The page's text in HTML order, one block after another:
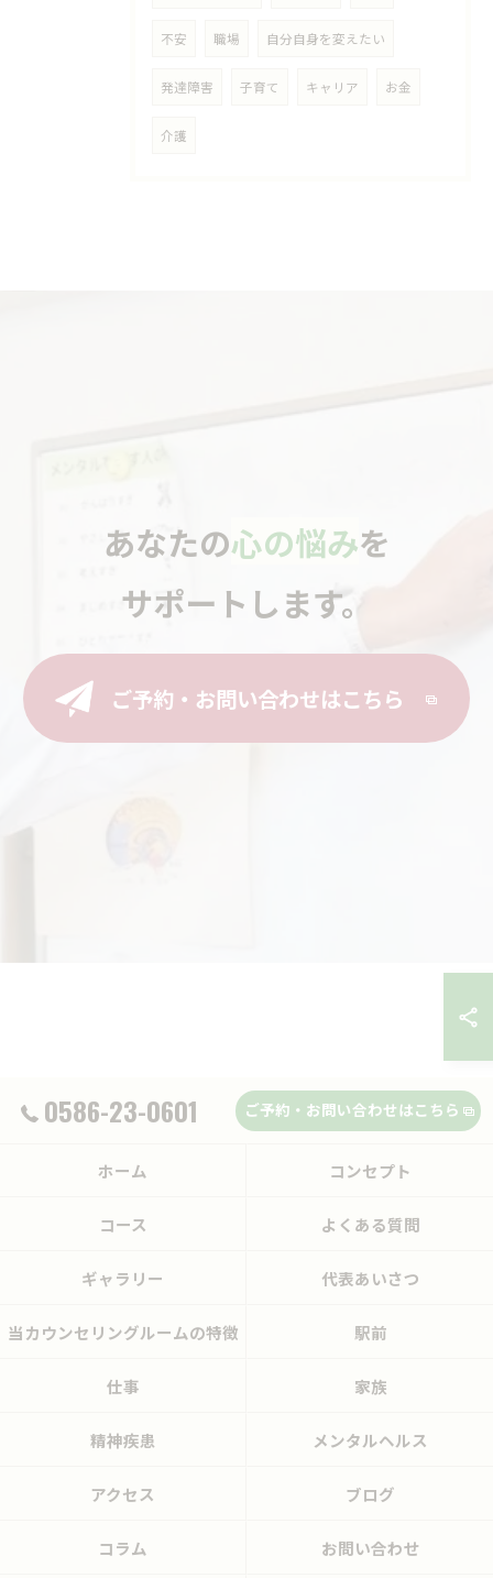
不安 職場 自分自身を変えたい
発達障害 子育て キャリア お金
介護
あなたの心の悩みを
サポートします。
ご予約・お問い合わせはこちら
0586-23-0601 ご予約・お問い合わせはこちら
ホーム コンセプト
コース よくある質問
ギャラリー 代表あいさつ
当カウンセリングルームの特徴 駅前
仕事 家族
精神疾患 メンタルヘルス
アクセス ブログ
コラム お問い合わせ